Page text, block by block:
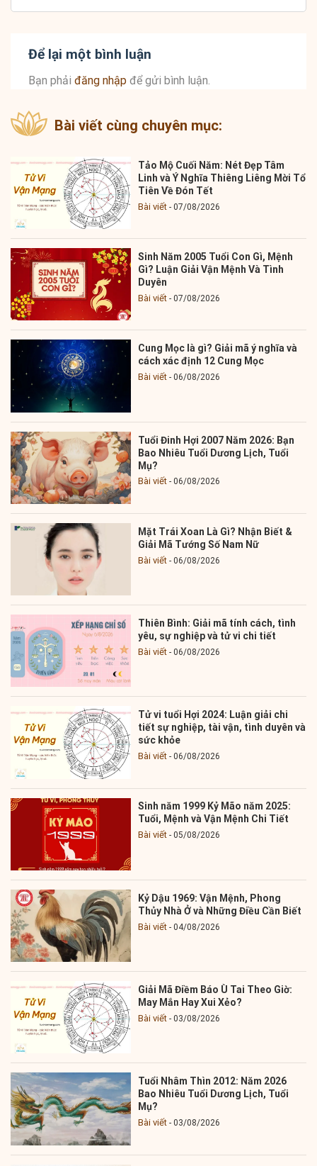
Để lại một bình luận
Bạn phải đăng nhập để gửi bình luận.
Bài viết cùng chuyên mục:
Tảo Mộ Cuối Năm: Nét Đẹp Tâm
Linh và Ý Nghĩa Thiêng Liêng Mời Tổ
Tiên Về Đón Tết
Bài viết 07/08/2026
Sinh Năm 2005 Tuổi Con Gì, Mệnh
Gì? Luận Giải Vận Mệnh Và Tình
Duyên
Bài viết 07/08/2026
Cung Mọc là gì? Giải mã ý nghĩa và
cách xác định 12 Cung Mọc
Bài viết 06/08/2026
Tuổi Đinh Hợi 2007 Năm 2026: Bạn
Bao Nhiêu Tuổi Dương Lịch, Tuổi
Mụ?
Bài viết 06/08/2026
Mặt Trái Xoan Là Gì? Nhận Biết &
Giải Mã Tướng Số Nam Nữ
Bài viết 06/08/2026
Thiên Bình: Giải mã tính cách, tình
yêu, sự nghiệp và tử vi chi tiết
Bài viết 06/08/2026
Tử vi tuổi Hợi 2024: Luận giải chi
tiết sự nghiệp, tài vận, tình duyên và
sức khỏe
Bài viết 06/08/2026
Sinh năm 1999 Kỷ Mão năm 2025:
Tuổi, Mệnh và Vận Mệnh Chi Tiết
Bài viết 05/08/2026
Kỷ Dậu 1969: Vận Mệnh, Phong
Thủy Nhà Ở và Những Điều Cần Biết
Bài viết 04/08/2026
Giải Mã Điềm Báo Ù Tai Theo Giờ:
May Mắn Hay Xui Xẻo?
Bài viết 03/08/2026
Tuổi Nhâm Thìn 2012: Năm 2026
Bao Nhiêu Tuổi Dương Lịch, Tuổi
Mụ?
Bài viết 03/08/2026